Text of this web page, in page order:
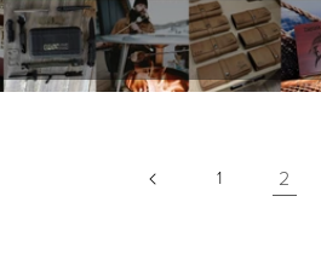
1 2